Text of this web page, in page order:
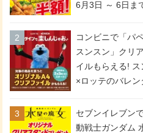
6月3日 ～ 6日ま
などが「揚げ物
ーセール」でお得
日16:00 ～ 20:00
間限定で実施。
メリカンドッグ
き69円!
コンビニで「パ
スンスン」クリ
イルもらえる! ス
×ロッテのバレン
スタート。セブ
ァミマ、ローソ
セブンイレブン
動戦士ガンダム